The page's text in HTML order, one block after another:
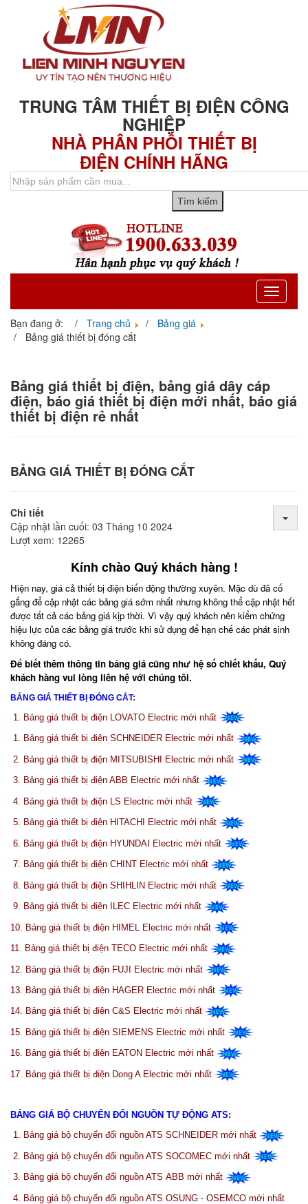
TRUNG TÂM THIẾT BỊ ĐIỆN CÔNG
NGHIỆP
NHÀ PHÂN PHỐI THIẾT BỊ
ĐIỆN CHÍNH HÃNG
Toggle
Bạn đang ở: Trang chủ
Bảng giá
Bảng giá thiết bị đóng cắt
Bảng giá thiết bị điện, bảng giá dây cáp
điện, báo giá thiết bị điện mới nhất, báo giá
thiết bị điện rẻ nhất
BẢNG GIÁ THIẾT BỊ ĐÓNG CẮT
Chi tiết
Cập nhật lần cuối: 03 Tháng 10 2024
Lượt xem: 12265
Kính chào Quý khách hàng !
Hiện nay, giá cả thiết bị điện biến động thường xuyên. Mặc dù đã cố
gắng để cập nhật các bảng giá sớm nhất nhưng không thể cập nhật hết
được tất cả các bảng giá kịp thời. Vì vậy quý khách nên kiểm chứng
hiệu lực của các bảng giá trước khi sử dụng để hạn chế các phát sinh
không đáng có.
Để biết thêm thông tin bảng giá cũng như hệ số chiết khấu, Quý
khách hàng vui lòng liên hệ với chúng tôi.
BẢNG GIÁ THIẾT BỊ ĐÓNG CẮT:
1. Bảng giá thiết bị điện LOVATO Electric mới nhất
1. Bảng giá thiết bị điện SCHNEIDER Electric mới nhất
2. Bảng giá thiết bị điện MITSUBISHI Electric mới nhất
3. Bảng giá thiết bị điện ABB Electric mới nhất
4. Bảng giá thiết bị điện LS Electric mới nhất
5. Bảng giá thiết bị điện HITACHI Electric mới nhất
6. Bảng giá thiết bị điện HYUNDAI Electric mới nhất
7. Bảng giá thiết bị điện CHINT Electric mới nhất
8. Bảng giá thiết bị điện SHIHLIN Electric mới nhất
9. Bảng giá thiết bị điện ILEC Electric mới nhất
10. Bảng giá thiết bị điện HIMEL Electric mới nhất
11. Bảng giá thiết bị điện TECO Electric mới nhất
12. Bảng giá thiết bị điện FUJI Electric mới nhất
13. Bảng giá thiết bị điện HAGER Electric mới nhất
14. Bảng giá thiết bị điện C&S Electric mới nhất
15. Bảng giá thiết bị điện SIEMENS Electric mới nhất
16. Bảng giá thiết bị điện EATON Electric mới nhất
17. Bảng giá thiết bị điện Dong A Electric mới nhất
BẢNG GIÁ BỘ CHUYỂN ĐỔI NGUỒN TỰ ĐỘNG ATS:
1. Bảng giá bộ chuyển đổi nguồn ATS SCHNEIDER mới nhất
2. Bảng giá bộ chuyển đổi nguồn ATS SOCOMEC mới nhất
3. Bảng giá bộ chuyển đổi nguồn ATS ABB mới nhất
4. Bảng giá bộ chuyển đổi nguồn ATS OSUNG - OSEMCO mới nhất